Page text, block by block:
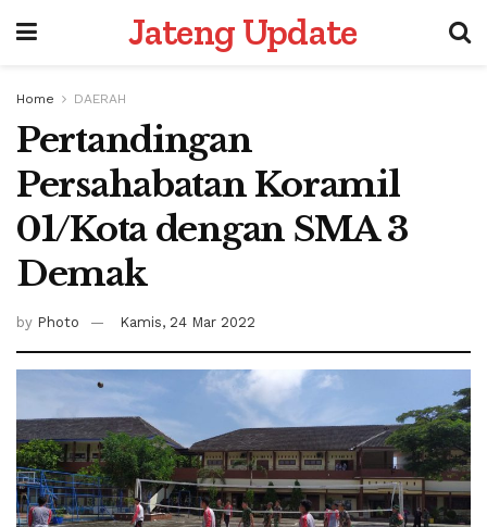
Jateng Update
Home DAERAH
Pertandingan
Persahabatan Koramil
01/Kota dengan SMA 3
Demak
by Photo Kamis, 24 Mar 2022